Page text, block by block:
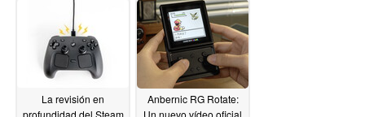
La revisión en
profundidad del Steam
Anbernic RG Rotate:
Un nuevo vídeo oficial